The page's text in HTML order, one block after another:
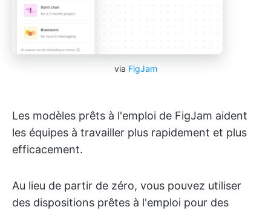
via FigJam
Les modèles prêts à l'emploi de FigJam aident
les équipes à travailler plus rapidement et plus
efficacement.
Au lieu de partir de zéro, vous pouvez utiliser
des dispositions prêtes à l'emploi pour des